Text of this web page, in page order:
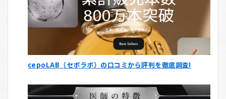
cepoLAB（セポラボ）の口コミから評判を徹底調査!